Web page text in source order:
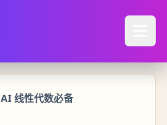
AI 线性代数必备